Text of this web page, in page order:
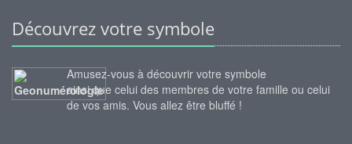
Découvrez votre symbole
Amusez-vous à découvrir votre symbole
ainsi que celui des membres de votre famille ou celui
de vos amis. Vous allez être bluffé !